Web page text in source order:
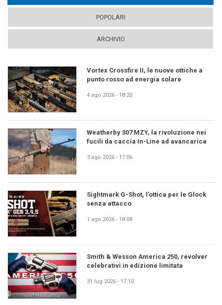
POPOLARI
ARCHIVIO
Vortex Crossfire II, le nuove ottiche a
punto rosso ad energia solare
4 ago 2026 - 18:20
Weatherby 307 MZY, la rivoluzione nei
fucili da caccia In-Line ad avancarica
3 ago 2026 - 17:06
Sightmark G-Shot, l'ottica per le Glock
senza attacco
1 ago 2026 - 18:08
Smith & Wesson America 250, revolver
celebrativi in edizione limitata
31 lug 2026 - 17:10